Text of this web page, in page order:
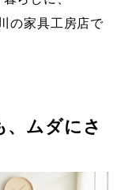
の家具工房店で
、ムダにさ